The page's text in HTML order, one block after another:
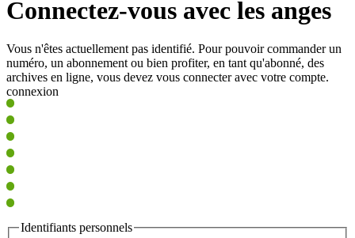
Connectez-vous avec les anges
Vous n'êtes actuellement pas identifié. Pour pouvoir commander un
numéro, un abonnement ou bien profiter, en tant qu'abonné, des
archives en ligne, vous devez vous connecter avec votre compte.
connexion
Identifiants personnels